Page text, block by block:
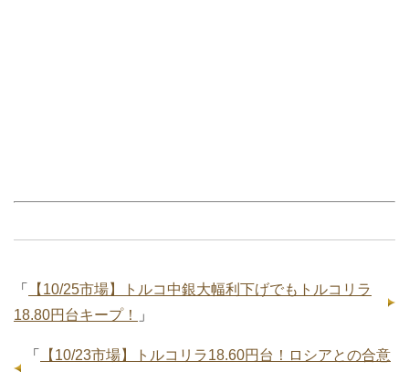
「
【10/25市場】トルコ中銀大幅利下げでもトルコリラ
18.80円台キープ！
」
「
【10/23市場】トルコリラ18.60円台！ロシアとの合意